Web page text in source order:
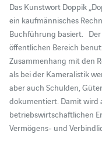
Das Kunstwort Doppik
ein kaufmännisches
Buchführung basiert.
öffentlichen Bereich
Zusammenhang mit den
als bei der Kameralistik
aber auch Schulden,
dokumentiert. Damit wird
betriebswirtschaftlichen
Vermögens- und